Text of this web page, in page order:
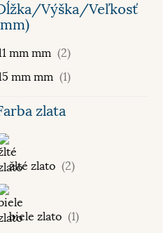
Výška/Veľkosť
mm mm (2)
mm mm (1)
zlata
žlté zlato (2)
biele zlato (1)